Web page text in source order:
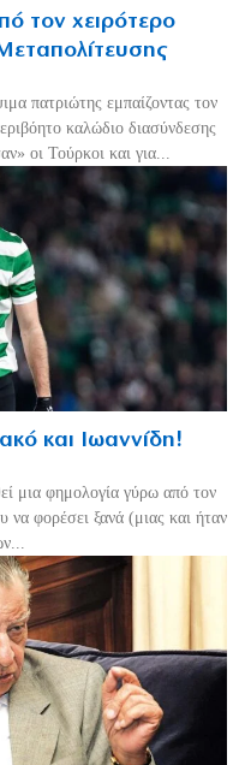
τον χειρότερο
πατριώτης εμπαίζοντας τον
καλώδιο διασύνδεσης
οι Τούρκοι και για...
και Ιωαννίδη!
μια φημολογία γύρω από τον
να φορέσει ξανά (μιας και ήταν